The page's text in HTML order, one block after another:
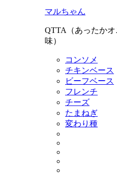
マルちゃん
QTTA（あったか
味）
コンソメ
チキンベース
ビーフベース
フレンチ
チーズ
たまねぎ
変わり種